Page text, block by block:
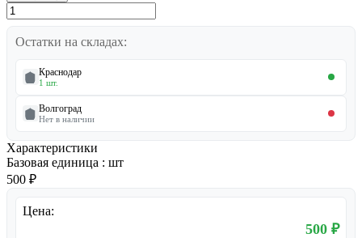
Остатки на складах:
Краснодар
1 шт.
Волгоград
Нет в наличии
Характеристики
Базовая единица : шт
500 ₽
Цена:
500 ₽